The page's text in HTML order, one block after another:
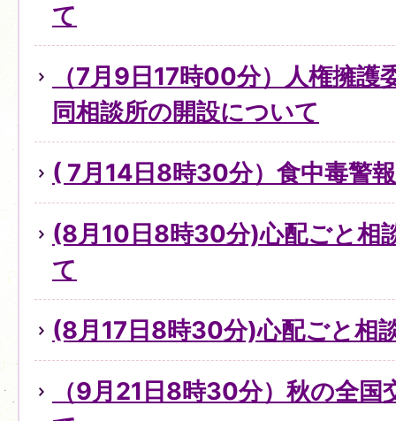
て
（7月9日17時00分）人権擁護
同相談所の開設について
( 7月14日8時30分）食中毒警
(8月10日8時30分)心配ごと相
て
(8月17日8時30分)心配ごと相
（9月21日8時30分）秋の全国